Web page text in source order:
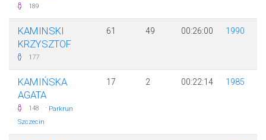
189
KAMINSKI
KRZYSZTOF
177
61 49 00:26:00 1990
KAMIŃSKA
AGATA
148 · Parkrun
Szczecin
17 2 00:22:14 1985